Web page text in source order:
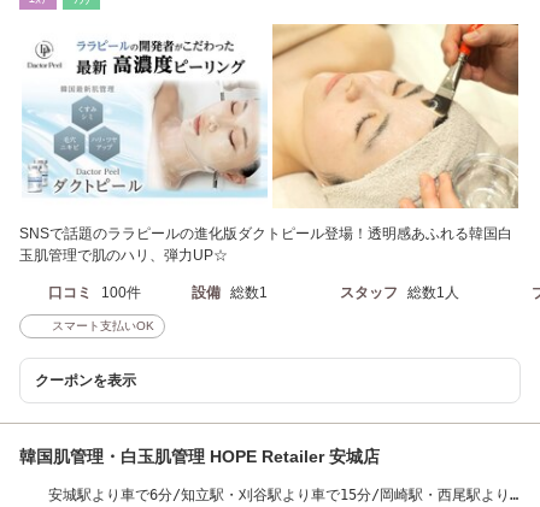
SNSで話題のララピールの進化版ダクトピール登場！透明感あふれる韓国白
玉肌管理で肌のハリ、弾力UP☆
口コミ 100件 設備 総数1 スタッフ 総数1人
スマート支払いOK
クーポンを表示
韓国肌管理・白玉肌管理 HOPE Retailer 安城店
安城駅より車で6分/知立駅・刈谷駅より車で15分/岡崎駅・西尾駅より